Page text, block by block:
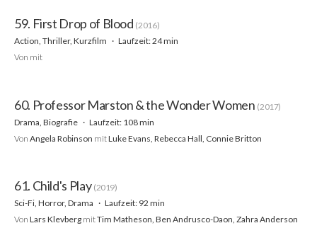
59. First Drop of Blood (2016)
Action, Thriller, Kurzfilm
Laufzeit: 24 min
Von mit
60. Professor Marston & the Wonder Women (2017)
Drama, Biografie
Laufzeit: 108 min
Von Angela Robinson mitLuke Evans, Rebecca Hall, Connie Britton
61. Child's Play (2019)
Sci-Fi, Horror, Drama
Laufzeit: 92 min
Von Lars Klevberg mitTim Matheson, Ben Andrusco-Daon, Zahra Anderson